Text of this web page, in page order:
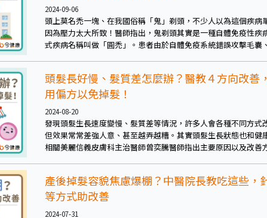
2024-09-06
頭上莫名禿一塊、在我國俗稱「鬼」剃頭，不少人以為這個疾病
因為壓力太大所致！醫師指出，鬼剃頭其實是一種自體免疫性疾
式疾病名稱叫做「圓禿」。患者由於自體免疫系統錯誤攻擊毛囊
可能進展至全身毛髮盡落、變成「全身禿」。
頭髮長好慢、髮質差怎麼辦？醫教４方向改善
用偏方以免掉髮！
2024-08-20
發現頭髮生長速度變慢、髮質差等情況，許多人會各種不同方式
但效果常常差強人意、甚至越弄越糟。其實頭髮生長狀態也和健
相關美麗信義皮膚科主治醫師曾奕騰醫師指出主要原因以及改善
產後掉髮容貌焦慮爆棚？中醫院長教吃這些，
等方式助改善
2024-07-31